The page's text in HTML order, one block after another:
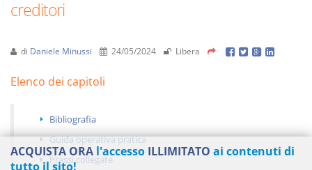
creditori
di Daniele Minussi 24/05/2024 Libera
Elenco dei capitoli
Bibliografia
Guida operativa pratica
Prassi collegate
ACQUISTA ORA l'accesso ILLIMITATO ai contenuti di
tutto il sito!